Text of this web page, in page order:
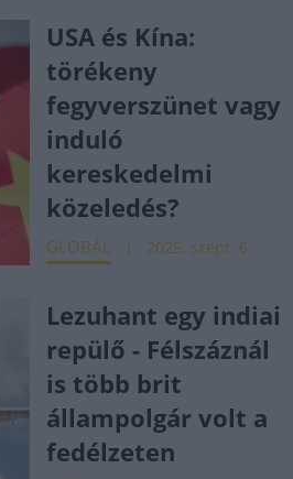
USA és Kína:
törékeny
fegyverszünet vagy
induló
kereskedelmi
közeledés?
GLOBÁL 2025. szept. 6.
Lezuhant egy indiai
repülő - Félszáznál
is több brit
állampolgár volt a
fedélzeten